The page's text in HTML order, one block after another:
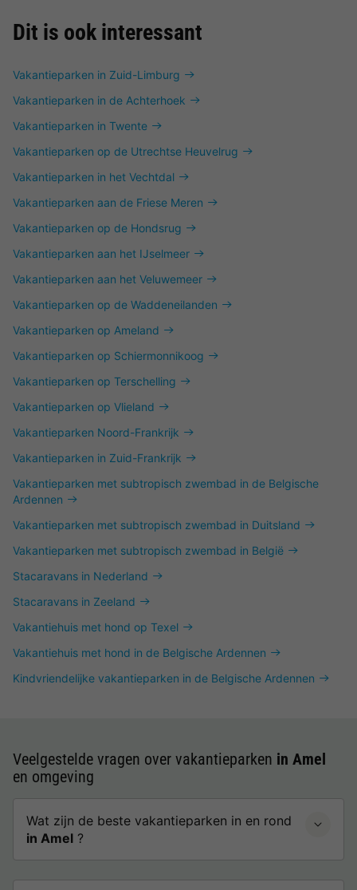
Dit is ook interessant
Vakantieparken in Zuid-Limburg
Vakantieparken in de Achterhoek
Vakantieparken in Twente
Vakantieparken op de Utrechtse Heuvelrug
Vakantieparken in het Vechtdal
Vakantieparken aan de Friese Meren
Vakantieparken op de Hondsrug
Vakantieparken aan het IJselmeer
Vakantieparken aan het Veluwemeer
Vakantieparken op de Waddeneilanden
Vakantieparken op Ameland
Vakantieparken op Schiermonnikoog
Vakantieparken op Terschelling
Vakantieparken op Vlieland
Vakantieparken Noord-Frankrijk
Vakantieparken in Zuid-Frankrijk
Vakantieparken met subtropisch zwembad in de Belgische
Ardennen
Vakantieparken met subtropisch zwembad in Duitsland
Vakantieparken met subtropisch zwembad in België
Stacaravans in Nederland
Stacaravans in Zeeland
Vakantiehuis met hond op Texel
Vakantiehuis met hond in de Belgische Ardennen
Kindvriendelijke vakantieparken in de Belgische Ardennen
Veelgestelde vragen over vakantieparken in Amel
en omgeving
Wat zijn de beste vakantieparken in en rond
in Amel ?